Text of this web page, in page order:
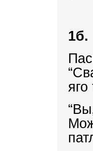
1б.
яго